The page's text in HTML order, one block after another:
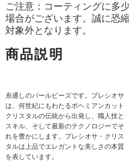
ご注意：コーティングに多
場合がございます。誠に恐
対象外となります。
商品説明
糸通しのパールビーズです。プレシオサ
は、何世紀にもわたるボヘミアンカット
クリスタルの伝統から出発し、職人技と
スキル、そして最新のテクノロジーでそ
れを豊かにします。プレシオサ・クリス
タルは上品でエレガントな美しさの本質
を表しています。